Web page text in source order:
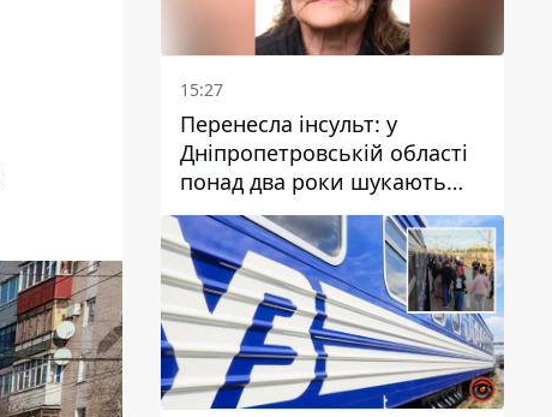
15:27
Перенесла інсульт: у
Дніпропетровській області
понад два роки шукають
зниклу жінку